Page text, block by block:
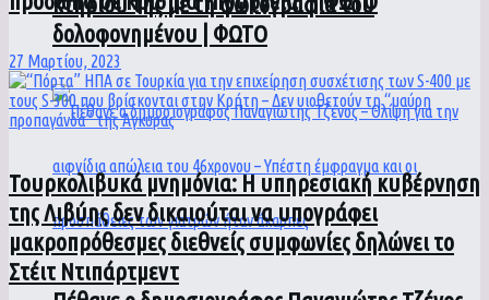
δολοφονημένου | ΦΩΤΟ
27 Μαρτίου, 2023
Τουρκολιβυκά μνημόνια: Η υπηρεσιακή κυβέρνηση
της Λιβύης δεν δικαιούται να υπογράφει
μακροπρόθεσμες διεθνείς συμφωνίες δηλώνει το
Στέιτ Ντιπάρτμεντ